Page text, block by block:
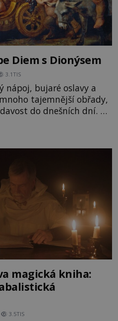
Diem s Dionýsem
3.1TIS
nápoj, bujaré oslavy a
tajemnější obřady,
do dnešních dní. Co
jemuž Římané říkají
magická kniha:
3.5TIS